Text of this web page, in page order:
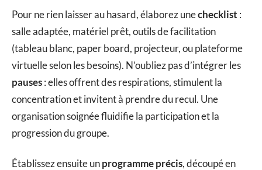
Pour ne rien laisser au hasard, élaborez unechecklist :
salle adaptée, matériel prêt, outils de facilitation
(tableau blanc, paper board, projecteur, ou plateforme
virtuelle selon les besoins). N’oubliez pas d’intégrer les
pauses: elles offrent des respirations, stimulent la
concentration et invitent à prendre du recul. Une
organisation soignée fluidifie la participation et la
progression du groupe.
Établissez ensuite unprogramme précis, découpé en